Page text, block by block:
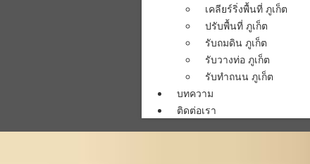
เคลียร์ริ่งพื้นที่ ภูเก็ต
ปรับพื้นที่ ภูเก็ต
รับถมดิน ภูเก็ต
รับวางท่อ ภูเก็ต
รับทำถนน ภูเก็ต
บทความ
ติดต่อเรา